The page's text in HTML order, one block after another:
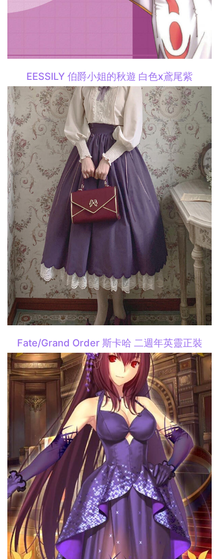
EESSILY 伯爵小姐的秋遊 白色x鳶尾紫
Fate/Grand Order 斯卡哈 二週年英靈正裝